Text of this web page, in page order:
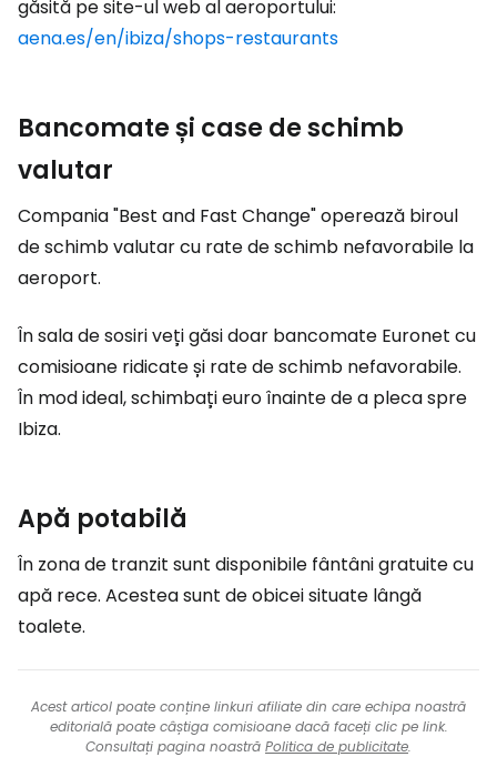
găsită pe site-ul web al aeroportului:
aena.es/en/ibiza/shops-restaurants
Bancomate și case de schimb
valutar
Compania "Best and Fast Change" operează biroul
de schimb valutar cu rate de schimb nefavorabile la
aeroport.
În sala de sosiri veți găsi doar bancomate Euronet cu
comisioane ridicate și rate de schimb nefavorabile.
În mod ideal, schimbați euro înainte de a pleca spre
Ibiza.
Apă potabilă
În zona de tranzit sunt disponibile fântâni gratuite cu
apă rece. Acestea sunt de obicei situate lângă
toalete.
Acest articol poate conține linkuri afiliate din care echipa noastră
editorială poate câștiga comisioane dacă faceți clic pe link.
Consultați pagina noastră Politica de publicitate.